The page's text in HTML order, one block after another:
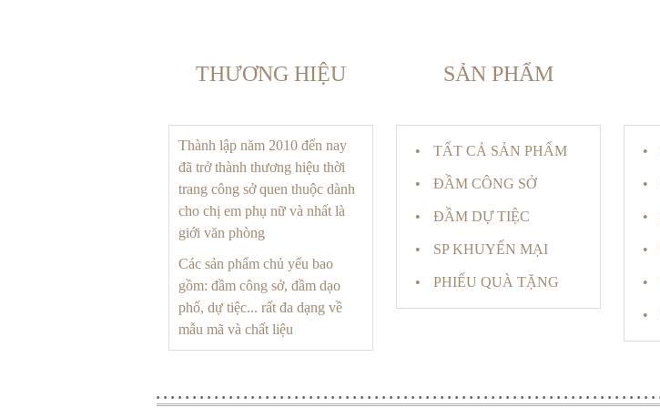
THƯƠNG HIỆU
Thành lập năm 2010 đến nay
đã trở thành thương hiệu thời
trang công sở quen thuộc dành
cho chị em phụ nữ và nhất là
giới văn phòng
Các sản phẩm chủ yếu bao
gồm: đầm công sở, đầm dạo
phố, dự tiệc... rất đa dạng về
mẫu mã và chất liệu
SẢN PHẨM
TẤT CẢ SẢN PHẨM
ĐẦM CÔNG SỞ
ĐẦM DỰ TIỆC
SP KHUYẾN MẠI
PHIẾU QUÀ TẶNG